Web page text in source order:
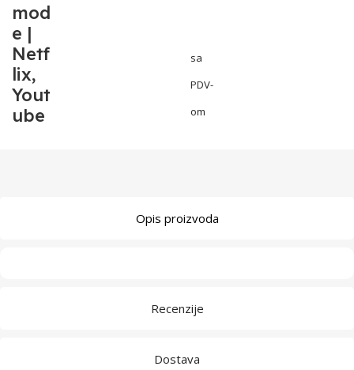
mod
e |
Netf
lix,
Yout
ube
sa
PDV-
om
Opis proizvoda
Recenzije
Dostava